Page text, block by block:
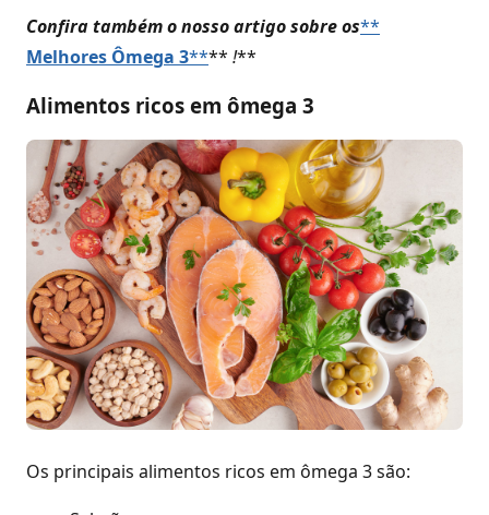
Confira também o nosso artigo sobre os**
Melhores Ômega 3**** !**
Alimentos ricos em ômega 3
Os principais alimentos ricos em ômega 3 são: